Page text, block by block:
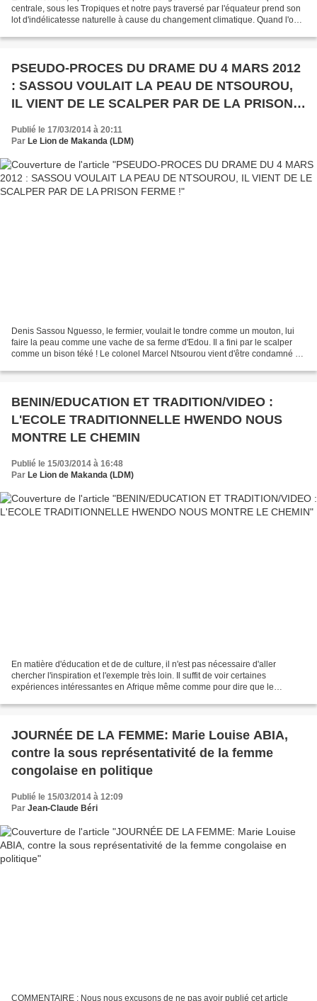
centrale, sous les Tropiques et notre pays traversé par l'équateur prend son
lot d'indélicatesse naturelle à cause du changement climatique. Quand l'on
PSEUDO-PROCES DU DRAME DU 4 MARS 2012
: SASSOU VOULAIT LA PEAU DE NTSOUROU,
IL VIENT DE LE SCALPER PAR DE LA PRISON
FERME !
Publié le 17/03/2014 à 20:11
Par Le Lion de Makanda (LDM)
Denis Sassou Nguesso, le fermier, voulait le tondre comme un mouton, lui
faire la peau comme une vache de sa ferme d'Edou. Il a fini par le scalper
comme un bison téké ! Le colonel Marcel Ntsourou vient d'être condamné à
BENIN/EDUCATION ET TRADITION/VIDEO :
L'ECOLE TRADITIONNELLE HWENDO NOUS
MONTRE LE CHEMIN
Publié le 15/03/2014 à 16:48
Par Le Lion de Makanda (LDM)
En matière d'éducation et de de culture, il n'est pas nécessaire d'aller
chercher l'inspiration et l'exemple très loin. Il suffit de voir certaines
expériences intéressantes en Afrique même comme pour dire que le
JOURNÉE DE LA FEMME: Marie Louise ABIA,
contre la sous représentativité de la femme
congolaise en politique
Publié le 15/03/2014 à 12:09
Par Jean-Claude Béri
COMMENTAIRE : Nous nous excusons de ne pas avoir publié cet article